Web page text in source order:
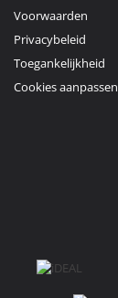
Voorwaarden
Privacybeleid
Toegankelijkheid
Cookies aanpassen